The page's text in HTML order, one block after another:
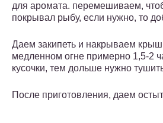
для аромата. перемешиваем,
покрывал рыбу, если нужно, то
Даем закипеть и накрываем
медленном огне примерно 1,5-2
кусочки, тем дольше нужно
После приготовления, даем